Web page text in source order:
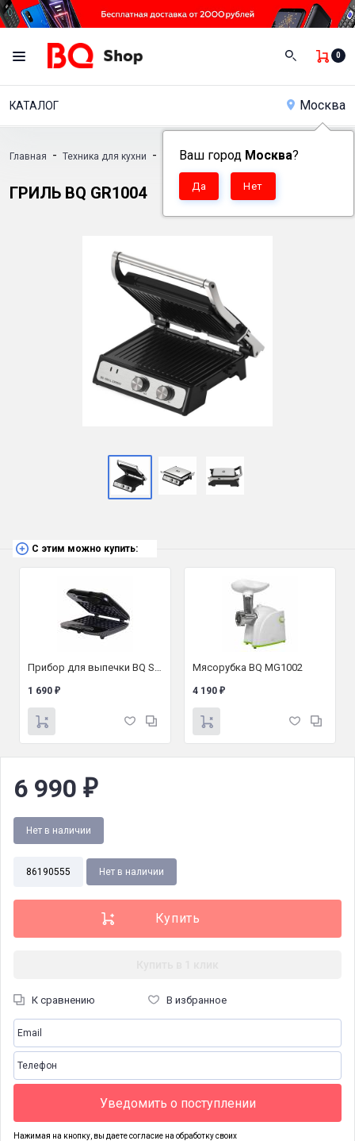
0
КАТАЛОГ Москва
Ваш город Москва?
Главная - Техника для кухни - Грили - Гриль BQ GR1004
ГРИЛЬ BQ GR1004
С этим можно купить:
1 690 ₽
Мясорубка BQ MG1002
4 190 ₽
6 990 ₽
Нет в наличии
86190555 Нет в наличии
К сравнению В избранное
Уведомить о поступлении
Нажимая на кнопку, вы даете согласие на обработку своих